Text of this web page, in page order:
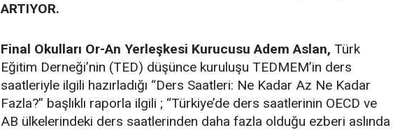
ARTIYOR.
Final Okulları Or-An Yerleşkesi Kurucusu Adem Aslan, Türk
Eğitim Derneği’nin (TED) düşünce kuruluşu TEDMEM’in ders
saatleriyle ilgili hazırladığı “Ders Saatleri: Ne Kadar Az Ne Kadar
Fazla?” başlıklı raporla ilgili ; “Türkiye’de ders saatlerinin OECD ve
AB ülkelerindeki ders saatlerinden daha fazla olduğu ezberi aslında